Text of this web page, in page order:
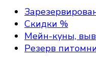
Скидки %
Мейн-куны,
Резерв